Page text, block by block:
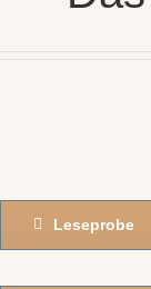
Leseprobe